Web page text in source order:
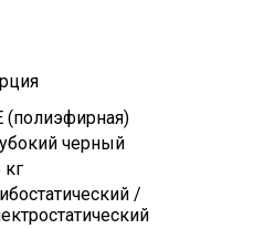
(полиэфирная)
черный
кг
/